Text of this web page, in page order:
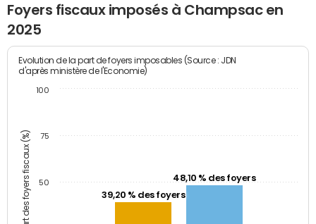
Foyers fiscaux imposés à Champsac en
2025
Part des foyers fiscaux (%)
Evolution de la part de foyers imposables (Source : JDN
d'après ministère de l'Economie)
39,20 % des foyers
48,10 % des foyers
50
75
100